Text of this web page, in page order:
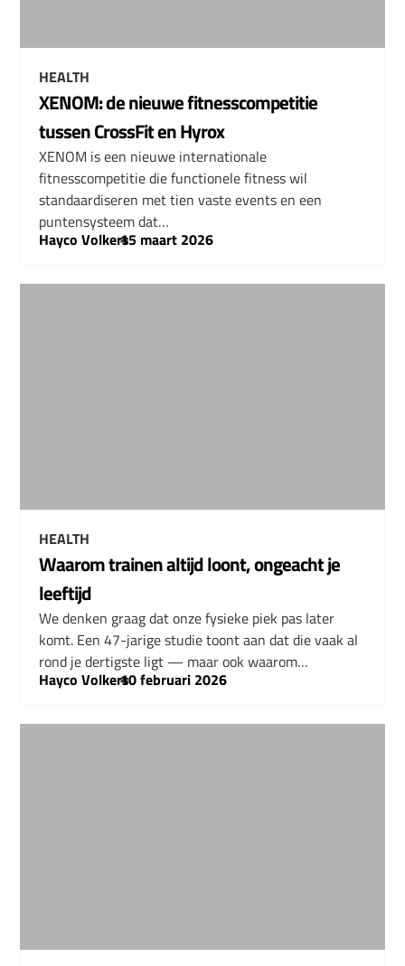
HEALTH
XENOM: de nieuwe fitnesscompetitie
tussen CrossFit en Hyrox
XENOM is een nieuwe internationale
fitnesscompetitie die functionele fitness wil
standaardiseren met tien vaste events en een
puntensysteem dat…
Hayco Volkers
–
15 maart 2026
HEALTH
Waarom trainen altijd loont, ongeacht je
leeftijd
We denken graag dat onze fysieke piek pas later
komt. Een 47-jarige studie toont aan dat die vaak al
rond je dertigste ligt — maar ook waarom…
Hayco Volkers
–
10 februari 2026